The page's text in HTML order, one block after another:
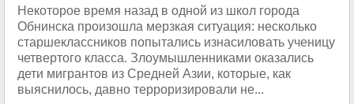
Некоторое время назад в одной из школ города
Обнинска произошла мерзкая ситуация: несколько
старшеклассников попытались изнасиловать ученицу
четвертого класса. Злоумышленниками оказались
дети мигрантов из Средней Азии, которые, как
выяснилось, давно терроризировали не...